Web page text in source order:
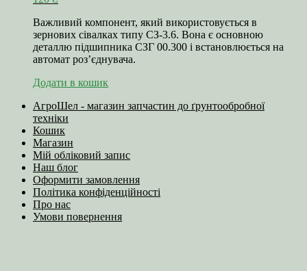
Важливий компонент, який використовується в
зернових сівалках типу СЗ-3.6. Вона є основною
деталлю підшипника СЗГ 00.300 і встановлюється на
автомат роз’єднувача.
Додати в кошик
АгроШел - магазин запчастин до ґрунтообробної
техніки
Кошик
Магазин
Мій обліковий запис
Наш блог
Оформити замовлення
Політика конфіденційності
Про нас
Умови повернення